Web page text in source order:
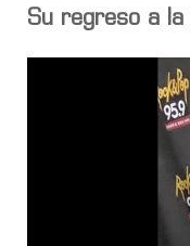
Su regreso a la